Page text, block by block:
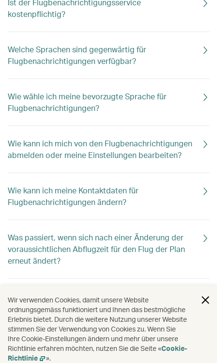
Ist der Flugbenachrichtigungsservice
kostenpflichtig?
Welche Sprachen sind gegenwärtig für
Flugbenachrichtigungen verfügbar?
Wie wähle ich meine bevorzugte Sprache für
Flugbenachrichtigungen?
Wie kann ich mich von den Flugbenachrichtigungen
abmelden oder meine Einstellungen bearbeiten?
Wie kann ich meine Kontaktdaten für
Flugbenachrichtigungen ändern?
Was passiert, wenn sich nach einer Änderung der
voraussichtlichen Abflugzeit für den Flug der Plan
erneut ändert?
Erhalte ich nach einer kurzfristigen Buchung oder
Stornierung trotzdem Flugbenachrichtigungen?
Die Benachrichtigung zeigt nicht alle meine Flüge.
Warum?
Wir verwenden Cookies, damit unsere Website
ordnungsgemäss funktioniert und Ihnen das bestmögliche
Erlebnis bietet. Durch die weitere Nutzung unserer Website
stimmen Sie der Verwendung von Cookies zu. Wenn Sie
Ihre Cookie-Einstellungen ändern und mehr über unsere
Richtlinie erfahren möchten, nutzen Sie die Seite «Cookie-
Richtlinie
».